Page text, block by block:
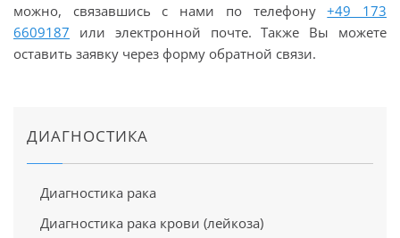
можно, связавшись с нами по телефону+49 173
6609187 или электронной почте. Также Вы можете
оставить заявку через форму обратной связи.
ДИАГНОСТИКА
Диагностика рака
Диагностика рака крови (лейкоза)